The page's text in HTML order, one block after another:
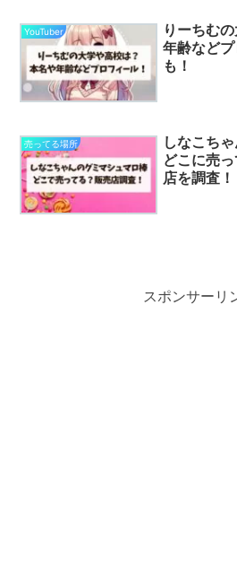
YouTuber
りーちむ
年齢など
も！
売ってる場所
しなこち
どこに売
店を調査！
スポンサーリ